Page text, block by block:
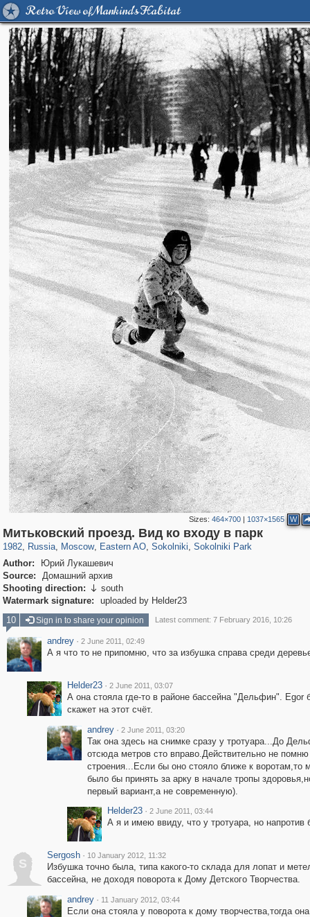
Retro View of Mankind's Habitat
Sizes:464×700 | 1037×1565 W
Митьковский проезд. Вид ко входу в парк
1982, Russia
1,406,154 29,243
, Moscow
319,779 8,286
, Eastern AO
20,925 306
, Sokolniki
5,622 49
, Sokolniki Park
2,775 6
Author:
Юрий Лукашевич
Source:
Домашний архив
Shooting direction:  south
Watermark signature:
uploaded by Helder23
10
Sign in to share your opinion Latest comment: 7 February 2016, 10:26
andrey · 2 June 2011, 02:49
А я что то не припомню, что за избушка справа среди
Helder23 · 2 June 2011, 03:07
А она стояла где-то в районе бассейна "Дельфин". Egor
скажет на этот счёт.
andrey · 2 June 2011, 03:20
Так она здесь на снимке сразу у тротуара...До
отсюда метров сто вправо.Действительно не помню
строения...Если бы оно стояло ближе к воротам,то
было бы принять за арку в начале тропы
первый вариант,а не современную).
Helder23 · 2 June 2011, 03:44
А я и имею ввиду, что у тротуара, но напротив
S
Sergosh · 10 January 2012, 11:32
Избушка точно была, типа какого-то склада для лопат и
бассейна, не доходя поворота к Дому Детского Творчества.
andrey · 11 January 2012, 03:44
Если она стояла у поворота к дому творчества,тогда